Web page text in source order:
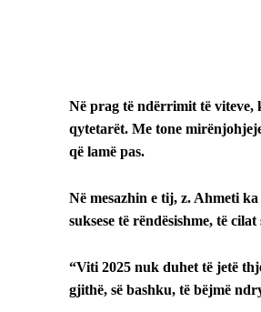
Në prag të ndërrimit të viteve,
qytetarët. Me tone
që lamë pas.
Në mesazhin e tij, z. Ahmeti
suksese të rëndësishme, të
“Viti 2025 nuk duhet të jetë
gjithë, së bashku, të bëjmë